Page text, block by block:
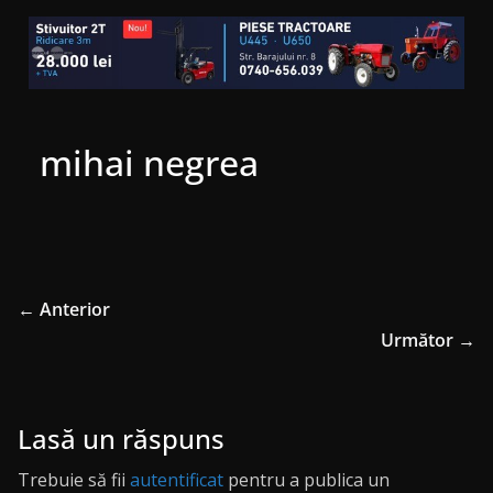
mihai negrea
← Anterior
Următor →
Lasă un răspuns
Trebuie să fii autentificat pentru a publica un